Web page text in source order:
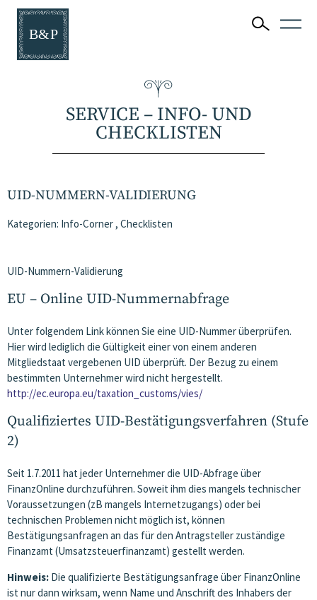
SERVICE – INFO- UND
CHECKLISTEN
UID-NUMMERN-VALIDIERUNG
Kategorien: Info-Corner, Checklisten
UID-Nummern-Validierung
EU – Online UID-Nummernabfrage
Unter folgendem Link können Sie eine UID-Nummer überprüfen.
Hier wird lediglich die Gültigkeit einer von einem anderen
Mitgliedstaat vergebenen UID überprüft. Der Bezug zu einem
bestimmten Unternehmer wird nicht hergestellt.
http://ec.europa.eu/taxation_customs/vies/
Qualifiziertes UID-Bestätigungsverfahren (Stufe
2)
Seit 1.7.2011 hat jeder Unternehmer die UID-Abfrage über
FinanzOnline durchzuführen. Soweit ihm dies mangels technischer
Voraussetzungen (zB mangels Internetzugangs) oder bei
technischen Problemen nicht möglich ist, können
Bestätigungsanfragen an das für den Antragsteller zuständige
Finanzamt (Umsatzsteuerfinanzamt) gestellt werden.
Hinweis: Die qualifizierte Bestätigungsanfrage über FinanzOnline
ist nur dann wirksam, wenn Name und Anschrift des Inhabers der